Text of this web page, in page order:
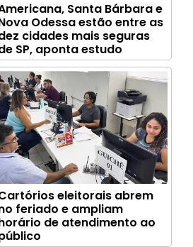
Santa Bárbara e
Odessa estão entre as
cidades mais seguras
SP, aponta estudo
eleitorais abrem
feriado e ampliam
de atendimento ao